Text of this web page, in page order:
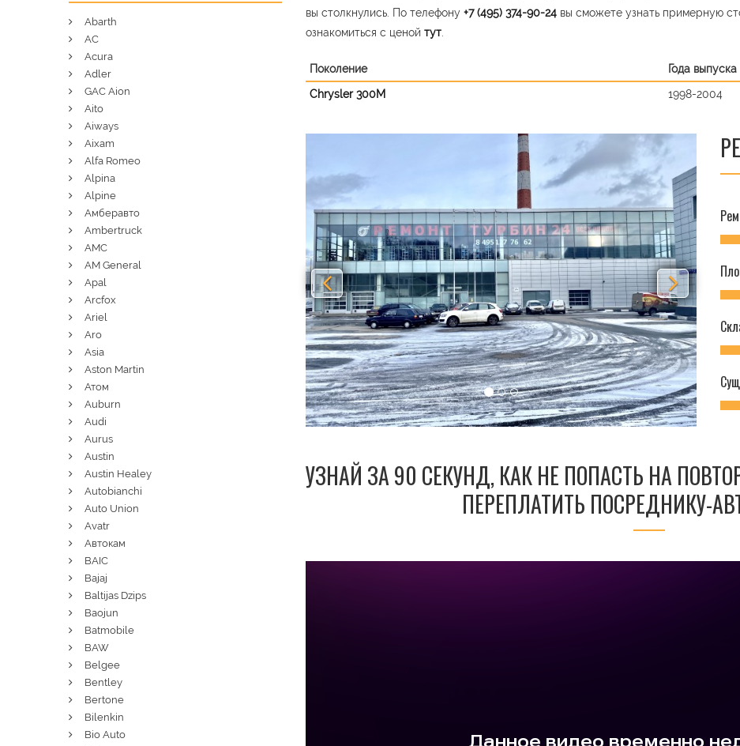
вы столкнулись. По телефону +7 (495) 374-90-24 вы сможете узнать примерную
ознакомиться с ценой тут
Поколение
Года выпуска
Chrysler 300M
1998-2004
УЗНАЙ ЗА 90 СЕКУНД, КАК НЕ ПОПАСТЬ НА
ПЕРЕПЛАТИТЬ ПОСРЕДНИКУ-
Abarth
AC
Acura
Adler
GAC Aion
Aito
Aiways
Aixam
Alfa Romeo
Alpina
Alpine
Амберавто
Ambertruck
AMC
AM General
Apal
Arcfox
Ariel
Aro
Asia
Aston Martin
Атом
Auburn
Audi
Aurus
Austin
Austin Healey
Autobianchi
Auto Union
Avatr
Автокам
BAIC
Bajaj
Baltijas Dzips
Baojun
Batmobile
BAW
Belgee
Bentley
Bertone
Bilenkin
Bio Auto